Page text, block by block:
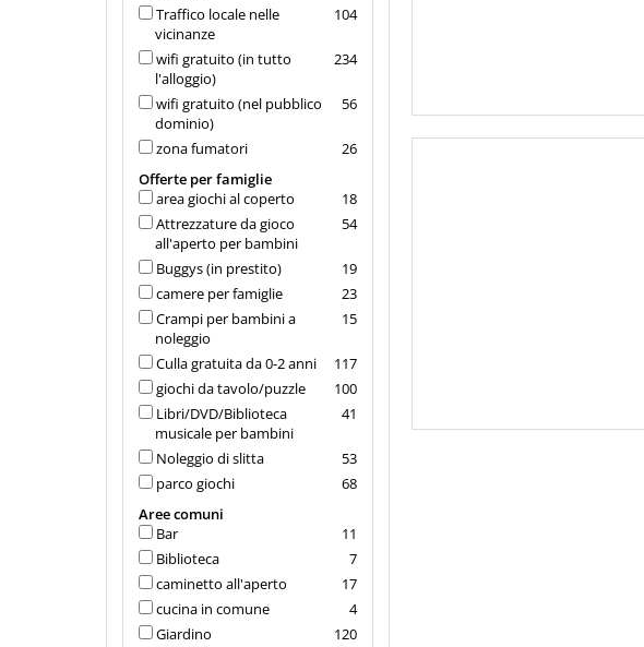
104
Traffico locale nelle
vicinanze
234
wifi gratuito (in tutto
l'alloggio)
56
wifi gratuito (nel pubblico
dominio)
26
zona fumatori
Offerte per famiglie
18
area giochi al coperto
54
Attrezzature da gioco
all'aperto per bambini
19
Buggys (in prestito)
23
camere per famiglie
15
Crampi per bambini a
noleggio
117
Culla gratuita da 0-2 anni
100
giochi da tavolo/puzzle
41
Libri/DVD/Biblioteca
musicale per bambini
53
Noleggio di slitta
68
parco giochi
Aree comuni
11
Bar
7
Biblioteca
17
caminetto all'aperto
4
cucina in comune
120
Giardino